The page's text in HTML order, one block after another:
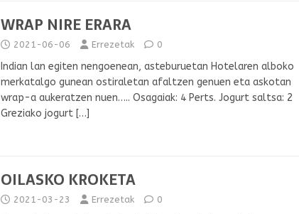
WRAP NIRE ERARA
2021-06-06 Errezetak 0
Indian lan egiten nengoenean, asteburuetan Hotelaren alboko
merkatalgo gunean ostiraletan afaltzen genuen eta askotan
wrap-a aukeratzen nuen….. Osagaiak: 4 Perts. Jogurt saltsa: 2
Greziako jogurt […]
OILASKO KROKETA
2021-03-23 Errezetak 0